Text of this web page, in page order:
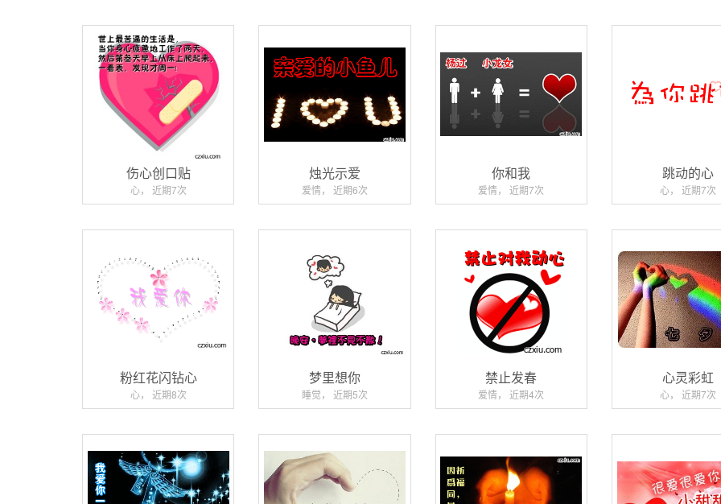
伤心创口贴
心， 近期7次
烛光示爱
爱情， 近期6次
你和我
爱情， 近期7次
跳动的心
心， 近期7次
粉红花闪钻心
心， 近期8次
梦里想你
睡觉， 近期5次
禁止发春
爱情， 近期4次
心灵彩虹
心， 近期7次